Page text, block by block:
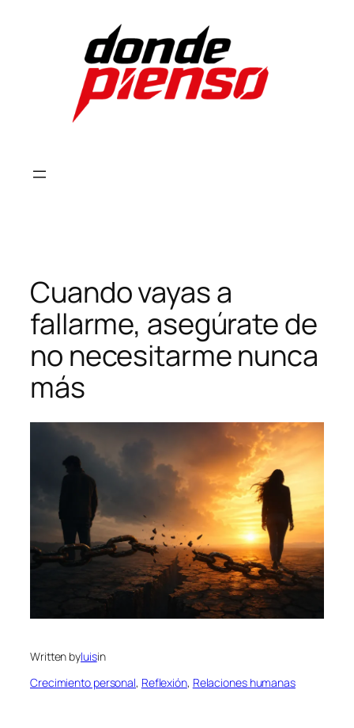
Cuando vayas a
fallarme, asegúrate de
no necesitarme nunca
más
Written byluisin
Crecimiento personal, Reflexión, Relaciones humanas